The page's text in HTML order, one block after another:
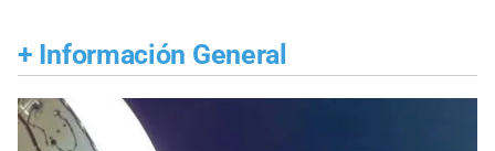
+ Información General